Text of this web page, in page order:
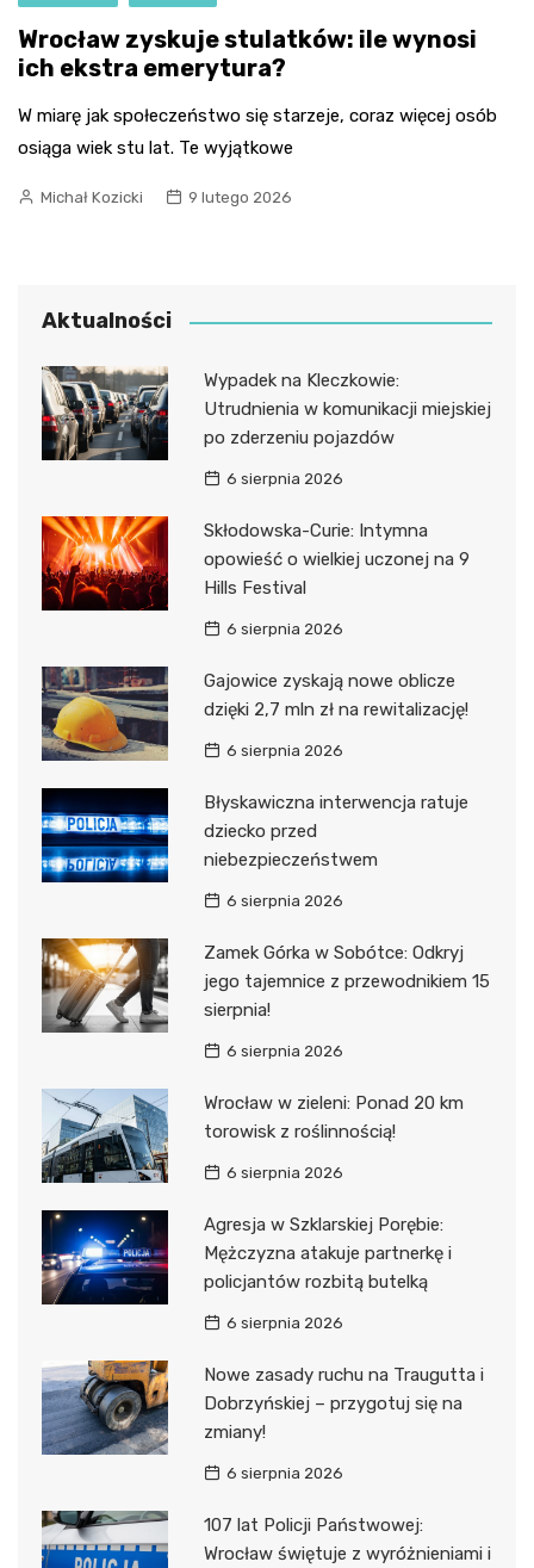
Wrocław zyskuje stulatków: ile wynosi
ich ekstra emerytura?
W miarę jak społeczeństwo się starzeje, coraz więcej osób
osiąga wiek stu lat. Te wyjątkowe
Michał Kozicki 9 lutego 2026
Aktualności
Wypadek na Kleczkowie:
Utrudnienia w komunikacji miejskiej
po zderzeniu pojazdów
6 sierpnia 2026
Skłodowska-Curie: Intymna
opowieść o wielkiej uczonej na 9
Hills Festival
6 sierpnia 2026
Gajowice zyskają nowe oblicze
dzięki 2,7 mln zł na rewitalizację!
6 sierpnia 2026
Błyskawiczna interwencja ratuje
dziecko przed
niebezpieczeństwem
6 sierpnia 2026
Zamek Górka w Sobótce: Odkryj
jego tajemnice z przewodnikiem 15
sierpnia!
6 sierpnia 2026
Wrocław w zieleni: Ponad 20 km
torowisk z roślinnością!
6 sierpnia 2026
Agresja w Szklarskiej Porębie:
Mężczyzna atakuje partnerkę i
policjantów rozbitą butelką
6 sierpnia 2026
Nowe zasady ruchu na Traugutta i
Dobrzyńskiej – przygotuj się na
zmiany!
6 sierpnia 2026
107 lat Policji Państwowej:
Wrocław świętuje z wyróżnieniami i